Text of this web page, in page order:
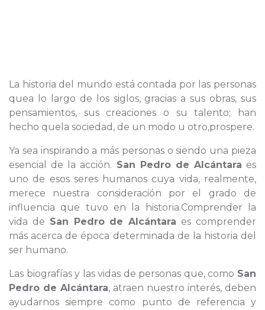
La historia del mundo está contada por las personas
quea lo largo de los siglos, gracias a sus obras, sus
pensamientos, sus creaciones o su talento; han
hecho quela sociedad, de un modo u otro,prospere.
Ya sea inspirando a más personas o siendo una pieza
esencial de la acción. San Pedro de Alcántara es
uno de esos seres humanos cuya vida, realmente,
merece nuestra consideración por el grado de
influencia que tuvo en la historia.Comprender la
vida de San Pedro de Alcántara es comprender
más acerca de época determinada de la historia del
ser humano.
Las biografías y las vidas de personas que, como San
Pedro de Alcántara, atraen nuestro interés, deben
ayudarnos siempre como punto de referencia y